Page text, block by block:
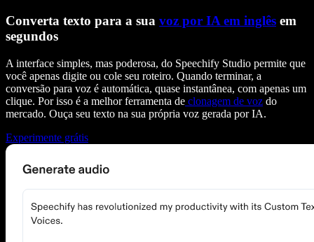
Converta texto para a sua voz por IA em inglês em
segundos
A interface simples, mas poderosa, do Speechify Studio permite que
você apenas digite ou cole seu roteiro. Quando terminar, a
conversão para voz é automática, quase instantânea, com apenas um
clique. Por isso é a melhor ferramenta de clonagem de voz do
mercado. Ouça seu texto na sua própria voz gerada por IA.
Experimente grátis